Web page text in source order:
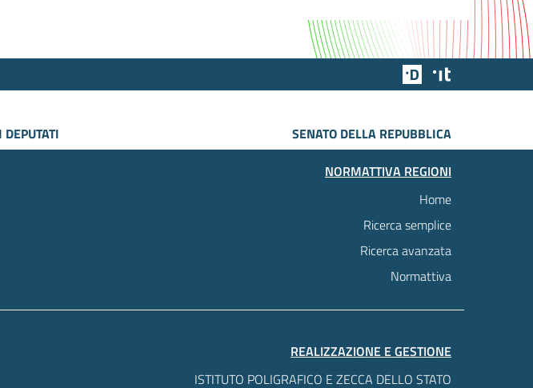
Team Digitale
SENATO DELLA REPUBBLICA
NORMATTIVA REGIONI
Home
Ricerca semplice
Ricerca avanzata
Normattiva
REALIZZAZIONE E GESTIONE
ISTITUTO POLIGRAFICO E ZECCA DELLO STATO